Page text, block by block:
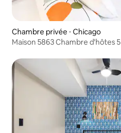
Chambre privée ⋅ Chicago
Maison 5863 Chambre d'hôtes 5